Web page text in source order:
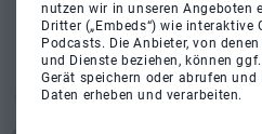
nutzen wir in unseren Angeboten
Dritter („Embeds“) wie interaktive
Podcasts. Die Anbieter, von
und Dienste beziehen, können
Gerät speichern oder abrufen und
Daten erheben und verarbeiten.